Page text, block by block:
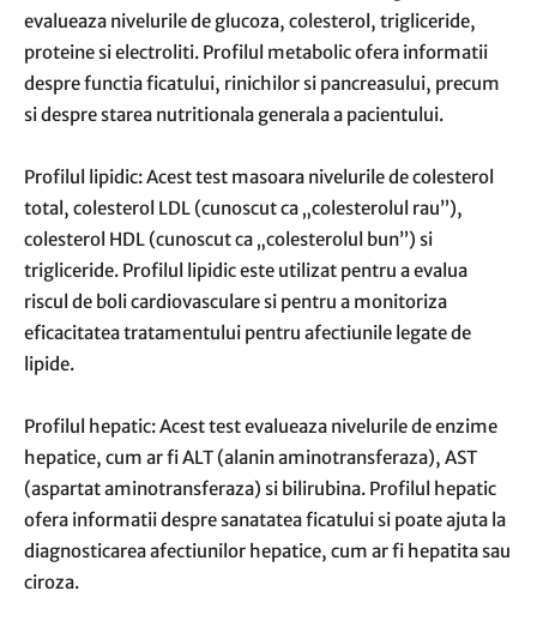
evalueaza nivelurile de glucoza, colesterol, trigliceride,
proteine si electroliti. Profilul metabolic ofera informatii
despre functia ficatului, rinichilor si pancreasului, precum
si despre starea nutritionala generala a pacientului.
Profilul lipidic: Acest test masoara nivelurile de colesterol
total, colesterol LDL (cunoscut ca „colesterolul rau”),
colesterol HDL (cunoscut ca „colesterolul bun”) si
trigliceride. Profilul lipidic este utilizat pentru a evalua
riscul de boli cardiovasculare si pentru a monitoriza
eficacitatea tratamentului pentru afectiunile legate de
lipide.
Profilul hepatic: Acest test evalueaza nivelurile de enzime
hepatice, cum ar fi ALT (alanin aminotransferaza), AST
(aspartat aminotransferaza) si bilirubina. Profilul hepatic
ofera informatii despre sanatatea ficatului si poate ajuta la
diagnosticarea afectiunilor hepatice, cum ar fi hepatita sau
ciroza.